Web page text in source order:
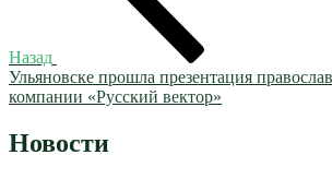
Назад
Ульяновске прошла презентация
компании «Русский вектор»
Новости